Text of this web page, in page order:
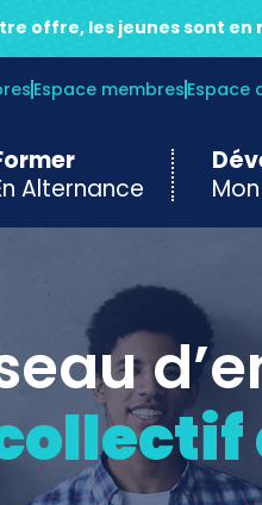
offre, les jeunes sont en
Espace membres Espace
Alternance